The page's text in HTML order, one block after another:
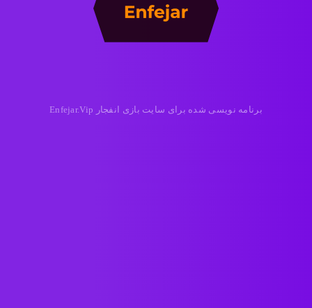
برنامه نویسی شده برای سایت بازی انفجار Enfejar.Vip